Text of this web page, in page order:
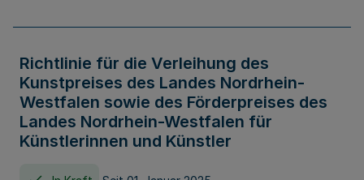
Richtlinie für die Verleihung des
Kunstpreises des Landes Nordrhein-
Westfalen sowie des Förderpreises des
Landes Nordrhein-Westfalen für
Künstlerinnen und Künstler